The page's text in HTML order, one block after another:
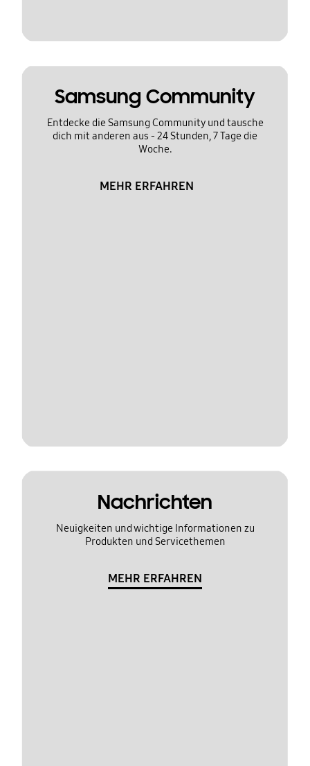
Samsung Community
Entdecke die Samsung Community und tausche
dich mit anderen aus - 24 Stunden, 7 Tage die
Woche.
MEHR ERFAHREN
Nachrichten
Neuigkeiten und wichtige Informationen zu
Produkten und Servicethemen
MEHR ERFAHREN